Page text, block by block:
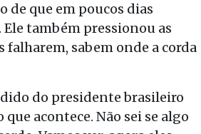
de que em poucos dias
também pressionou as
falharem, sabem onde a corda
do presidente brasileiro
acontece. Não sei se algo